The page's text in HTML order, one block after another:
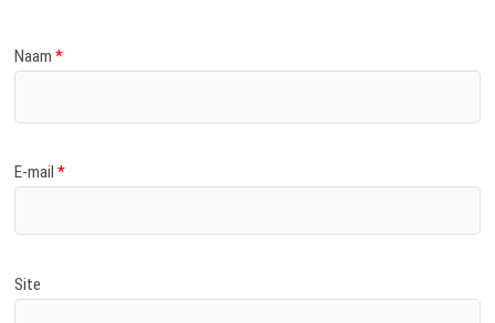
Naam*
E-mail*
Site